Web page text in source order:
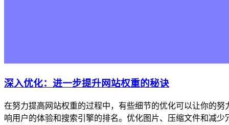
深入优化：进一步提升网站权重的秘诀
在努力提高网站权重的过程中，有些细节的优化可以让你的
响用户的体验和搜索引擎的排名。优化图片、压缩文件和减少